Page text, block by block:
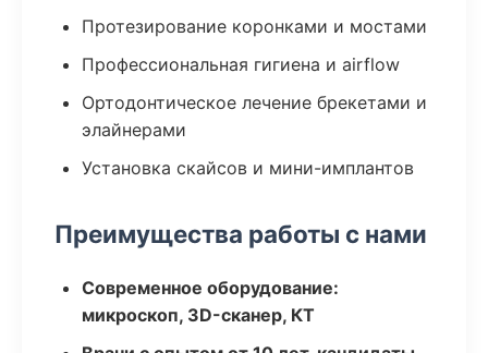
Протезирование коронками и мостами
Профессиональная гигиена и airflow
Ортодонтическое лечение брекетами и
элайнерами
Установка скайсов и мини-имплантов
Преимущества работы с нами
Современное оборудование:
микроскоп, 3D-сканер, КТ